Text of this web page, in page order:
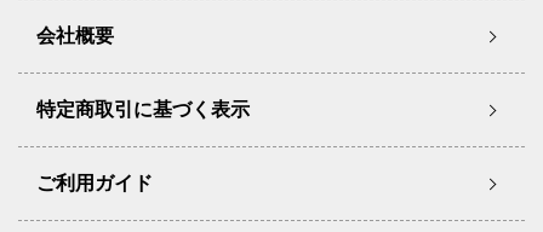
会社概要
特定商取引に基づく表示
ご利用ガイド